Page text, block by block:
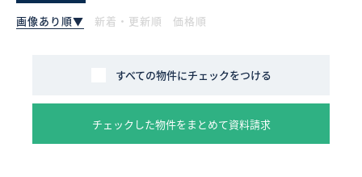
採用情報
お気に入り物件一覧
サイトマップ
画像あり順▼
新着・更新順 価格順
すべての物件にチェックをつける
チェックした物件をまとめて資料請求